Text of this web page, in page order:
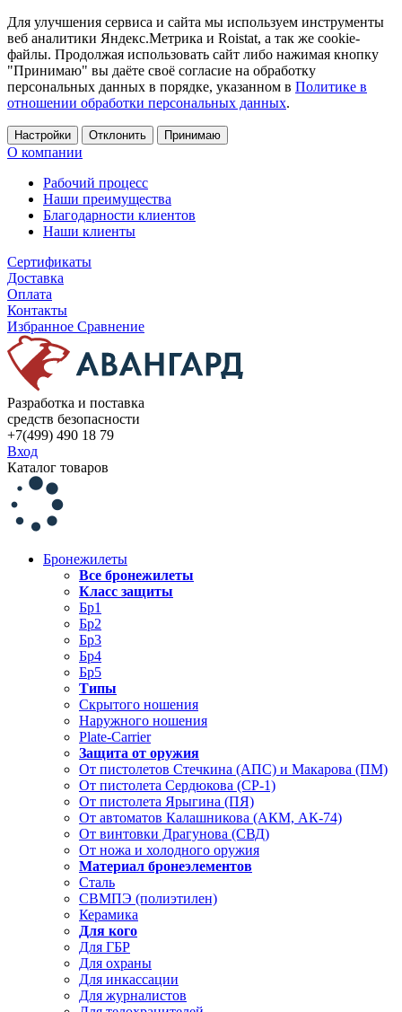
Для улучшения сервиса и сайта мы используем инструменты
веб аналитики Яндекс.Метрика и Roistat, а так же cookie-
файлы. Продолжая использовать сайт либо нажимая кнопку
"Принимаю" вы даёте своё согласие на обработку
персональных данных в порядке, указанном в Политике в
отношении обработки персональных данных.
Настройки Отклонить Принимаю
О компании
Рабочий процесс
Наши преимущества
Благодарности клиентов
Наши клиенты
Сертификаты
Доставка
Оплата
Контакты
Избранное Сравнение
Разработка и поставка
средств безопасности
+7(499) 490 18 79
Вход
Каталог товаров
Бронежилеты
Все бронежилеты
Класс защиты
Бр1
Бр2
Бр3
Бр4
Бр5
Типы
Скрытого ношения
Наружного ношения
Plate-Carrier
Защита от оружия
От пистолетов Стечкина (АПС) и Макарова (ПМ)
От пистолета Сердюкова (СР-1)
От пистолета Ярыгина (ПЯ)
От автоматов Калашникова (АКМ, АК-74)
От винтовки Драгунова (СВД)
От ножа и холодного оружия
Материал бронеэлементов
Сталь
СВМПЭ (полиэтилен)
Керамика
Для кого
Для ГБР
Для охраны
Для инкассации
Для журналистов